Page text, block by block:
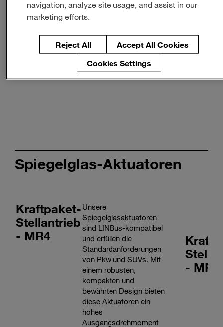
Intelligente
Stellantriebe
Mehr erfahren
Spiegelglas-Aktuatoren
Kraftpaket-
Stellantrieb
- MR4
Unsere
Spiegelglasaktuatoren
sind LINBus-kompatibel
und erfüllen die
Standardanforderungen
von Pkw und SUVs. Mit
einem robusten,
kompakten und
bewährten Design bieten
diese Aktuatoren ein
hohes
Ausgangsdrehmoment
- MR5
navigation, analyze site usage, and assist in our
marketing efforts.
Reject All Accept All Cookies
Cookies Settings